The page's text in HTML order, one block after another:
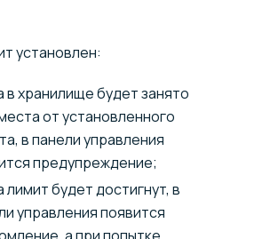
установлен:
в хранилище будет занято
от установленного
в панели управления
предупреждение;
лимит будет достигнут, в
управления появится
а при попытке